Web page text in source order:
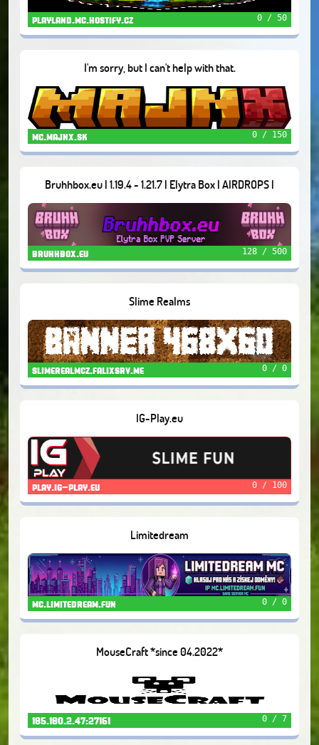
playland.mc.hostify.cz 0 / 50
I'm sorry, but I can't help with that.
mc.majnx.sk 0 / 150
Bruhhbox.eu | 1.19.4 - 1.21.7 | Elytra Box | AIRDROPS |
ANTICHEAT | DUELS
bruhhbox.eu 128 / 500
Slime Realms
slimerealmcz.falixsrv.me 0 / 0
IG-Play.eu
play.ig-play.eu 0 / 100
Limitedream
mc.limitedream.fun 0 / 0
MouseCraft *since 04.2022*
185.180.2.47:27161 0 / 7